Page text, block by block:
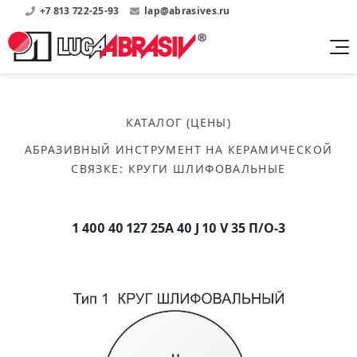
+7 813 722-25-93 lap@abrasives.ru
бакелитовой связке
Скачать каталог
Круги шлифовальные
Сегменты шлифовальные
керамической связке
Скачать каталог
Круги шлифовальные
Скачать прайсы на нашу продукцию
Нормативные документы, ГОСТы, Инструкции по
эсплуатации
Публикации
О нас
Информация о заводе
История завода
Партнеры
Список партнеров завода
Мероприятия
Контакты
КАТАЛОГ (ЦЕНЫ)
АБРАЗИВНЫЙ ИНСТРУМЕНТ НА КЕРАМИЧЕСКОЙ
СВЯЗКЕ : КРУГИ ШЛИФОВАЛЬНЫЕ
1 400 40 127 25А 40 J 10 V 35 П/О-3